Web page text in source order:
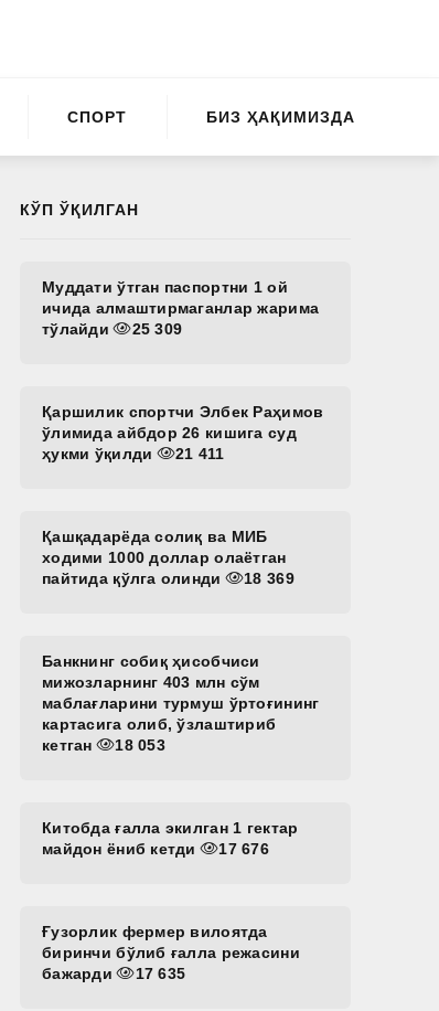
СПОРТ БИЗ ҲАҚИМИЗДА
КЎП ЎҚИЛГАН
Муддати ўтган паспортни 1 ой
ичида алмаштирмаганлар жарима
тўлайди
25 309
Қаршилик спортчи Элбек Раҳимов
ўлимида айбдор 26 кишига суд
ҳукми ўқилди
21 411
Қашқадарёда солиқ ва МИБ
ходими 1000 доллар олаётган
пайтида қўлга олинди
18 369
Банкнинг собиқ ҳисобчиси
мижозларнинг 403 млн сўм
маблағларини турмуш ўртоғининг
картасига олиб, ўзлаштириб
кетган
18 053
Китобда ғалла экилган 1 гектар
майдон ёниб кетди
17 676
Ғузорлик фермер вилоятда
биринчи бўлиб ғалла режасини
бажарди
17 635